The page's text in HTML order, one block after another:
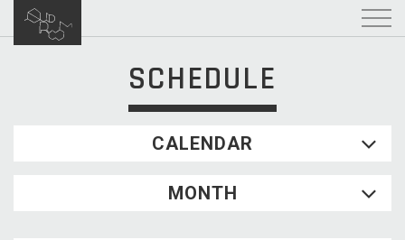
SCHEDULE
CALENDAR
WED
MONTH